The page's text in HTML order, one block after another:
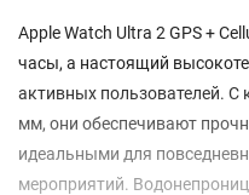
Apple Watch Ultra 2 GPS +
часы, а настоящий
активных пользователей. С
мм, они обеспечивают
идеальными для
мероприятий.